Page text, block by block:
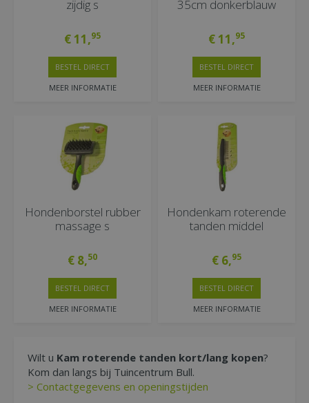
zijdig s
€11,95
MEER INFORMATIE
BESTEL DIRECT
35cm donkerblauw
€11,95
MEER INFORMATIE
BESTEL DIRECT
Hondenborstel rubber
massage s
€ 8,50
MEER INFORMATIE
BESTEL DIRECT
Hondenkam roterende
tanden middel
€ 6,95
MEER INFORMATIE
BESTEL DIRECT
Wilt u Kam roterende tanden kort/lang kopen?
Kom dan langs bij Tuincentrum Bull.
> Contactgegevens en openingstijden